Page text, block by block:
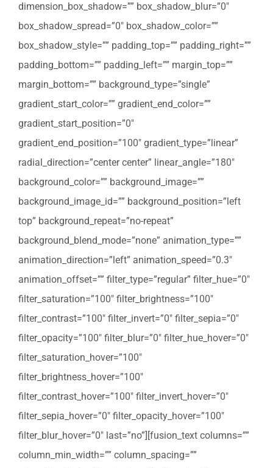
dimension_box_shadow=”” box_shadow_blur=”0″
box_shadow_spread=”0″ box_shadow_color=””
box_shadow_style=”” padding_top=”” padding_right=””
padding_bottom=”” padding_left=”” margin_top=””
margin_bottom=”” background_type=”single”
gradient_start_color=”” gradient_end_color=””
gradient_start_position=”0″
gradient_end_position=”100″ gradient_type=”linear”
radial_direction=”center center” linear_angle=”180″
background_color=”” background_image=””
background_image_id=”” background_position=”left
top” background_repeat=”no-repeat”
background_blend_mode=”none” animation_type=””
animation_direction=”left” animation_speed=”0.3″
animation_offset=”” filter_type=”regular” filter_hue=”0″
filter_saturation=”100″ filter_brightness=”100″
filter_contrast=”100″ filter_invert=”0″ filter_sepia=”0″
filter_opacity=”100″ filter_blur=”0″ filter_hue_hover=”0″
filter_saturation_hover=”100″
filter_brightness_hover=”100″
filter_contrast_hover=”100″ filter_invert_hover=”0″
filter_sepia_hover=”0″ filter_opacity_hover=”100″
filter_blur_hover=”0″ last=”no”][fusion_text columns=””
column_min_width=”” column_spacing=””